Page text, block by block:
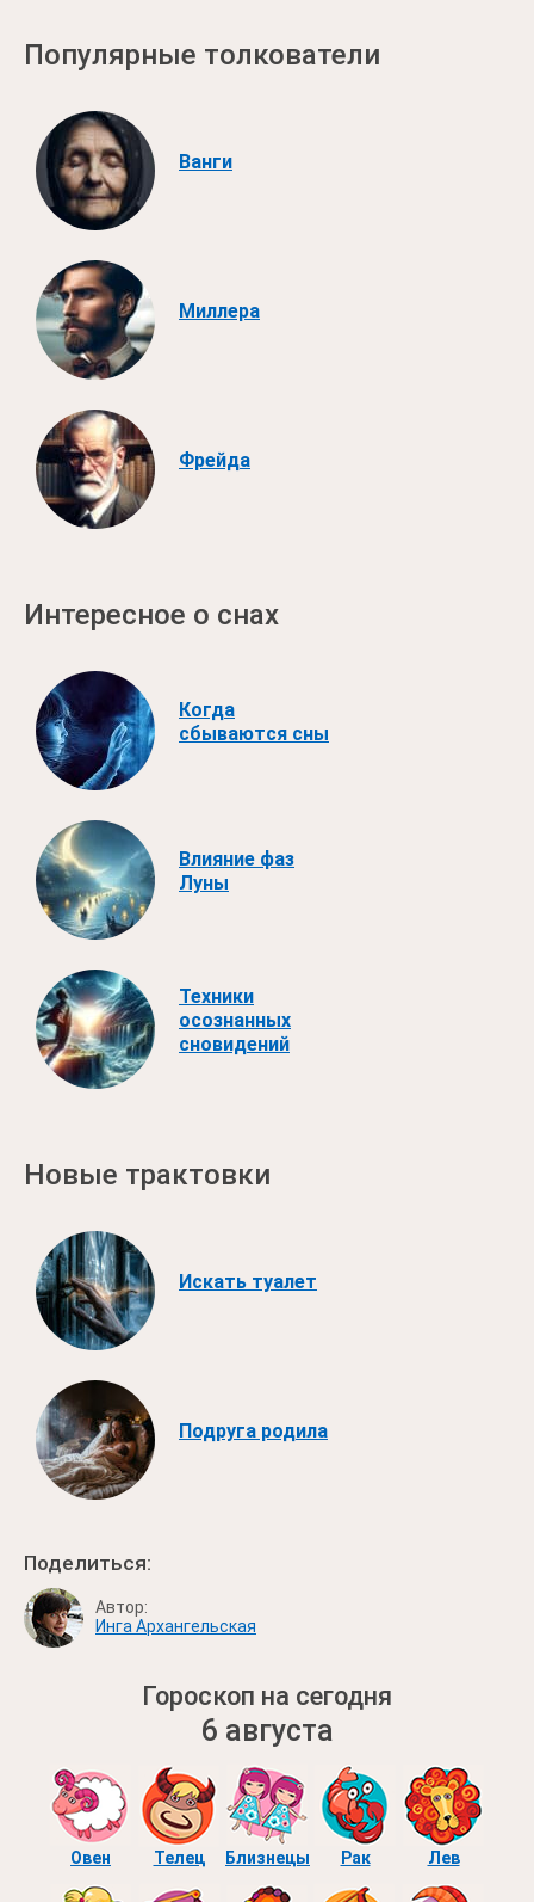
Популярные толкователи
Ванги
Миллера
Фрейда
Интересное о снах
Когда
сбываются сны
Влияние фаз
Луны
Техники
осознанных
сновидений
Новые трактовки
Искать туалет
Подруга родила
Поделиться:
Автор:
Инга Архангельская
Гороскоп на сегодня
6 августа
Овен Телец Близнецы Рак Лев